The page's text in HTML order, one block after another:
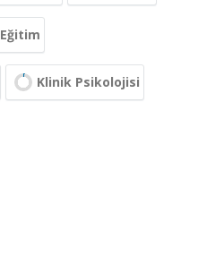
Eğitim
Klinik Psikolojisi